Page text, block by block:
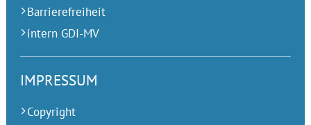
Barrierefreiheit
intern GDI-MV
IMPRESSUM
Copyright